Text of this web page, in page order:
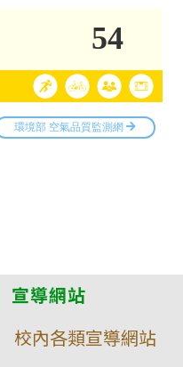
宣導網站
校內各類宣導網站